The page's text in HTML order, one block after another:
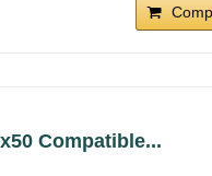
Compatible...